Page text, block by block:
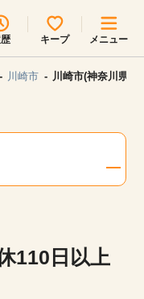
キープ メニュー
川崎市 川崎市(神奈川県)
110日以上
い
・四国